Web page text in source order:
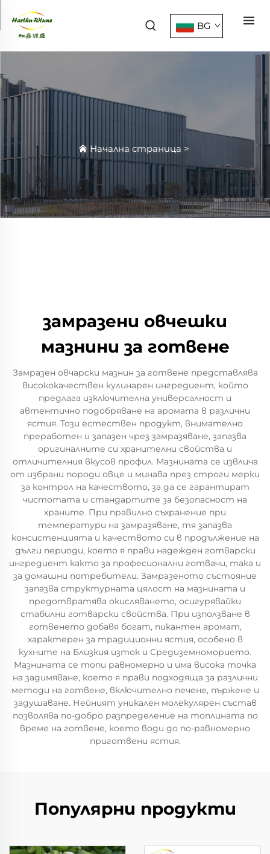
BG
Начална страница >
замразени овчешки
мазнини за готвене
Замразен овчарски мазнин за готвене представлява
висококачествен кулинарен ингредиент, който
предлага изключителна универсалност и
автентично подобряване на аромата в различни
ястия. Този естествен продукт, внимателно
преработен и запазен чрез замразяване, запазва
оригиналните си хранителни свойства и
отличителния вкусов профил. Мазнината се извлича
от избрани породи овце и минава през строги мерки
за контрол на качеството, за да се гарантират
чистотата и стандартите за безопасност на
храните. При правилно съхранение при
температури на замразяване, тя запазва
консистенцията и качеството си в продължение на
дълги периоди, което я прави надежден готварски
ингредиент както за професионални готвачи, така и
за домашни потребители. Замразеното състояние
запазва структурната цялост на мазнината и
предотвратява окисляването, осигурявайки
стабилни готварски свойства. При използване в
готвенето добавя богат, пикантен аромат,
характерен за традиционни ястия, особено в
кухните на Близкия изток и Средиземноморието.
Мазнината се топи равномерно и има висока точка
на задимяване, което я прави подходяща за различни
методи на готвене, включително печене, пържене и
задушаване. Нейният уникален молекулярен състав
позволява по-добро разпределение на топлината по
време на готвене, което води до по-равномерно
приготвени ястия.
Популярни продукти